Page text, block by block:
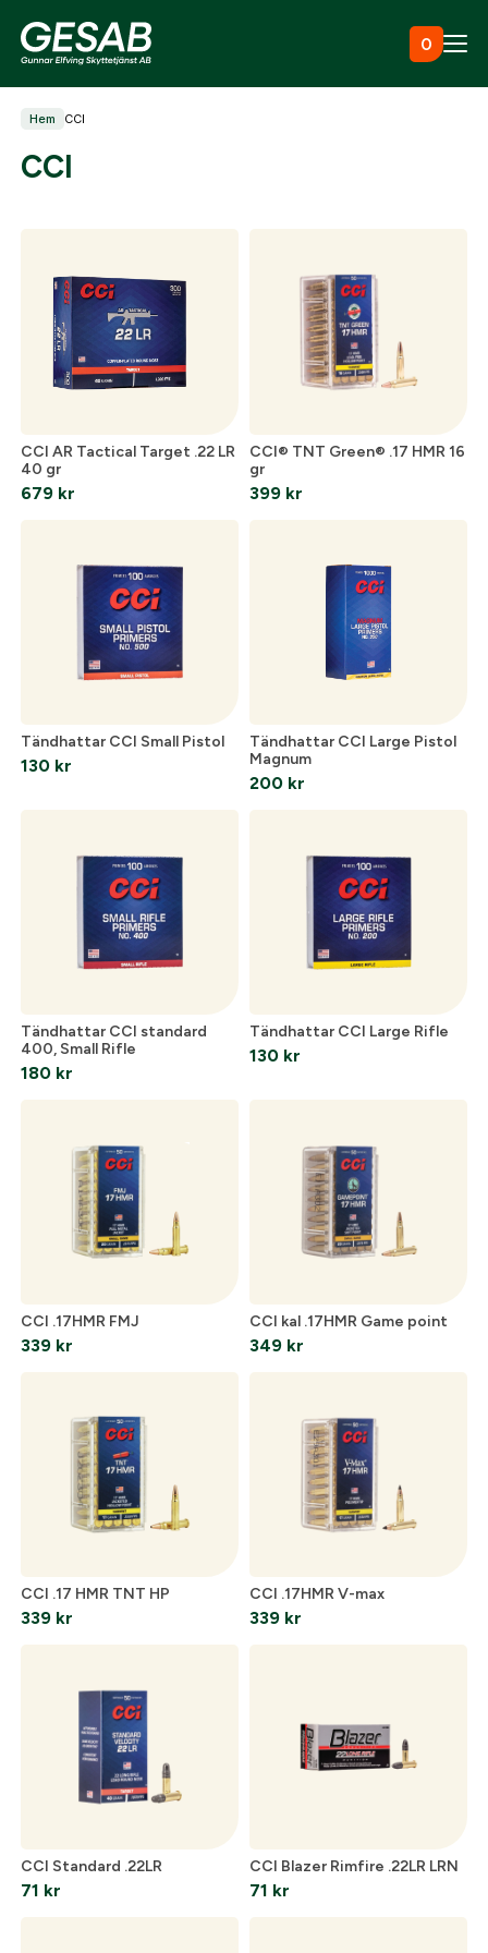
0
Ammunition
Jaktkläder & skor
Måltavlor
Optik
Mitt konto
Hem CCI
CCI
CCI AR Tactical Target .22 LR
40 gr
679 kr
CCI® TNT Green® .17 HMR 16
gr
399 kr
Tändhattar CCI Small Pistol
130 kr
Tändhattar CCI Large Pistol
Magnum
200 kr
Tändhattar CCI standard
400, Small Rifle
180 kr
Tändhattar CCI Large Rifle
130 kr
CCI .17HMR FMJ
339 kr
CCI kal .17HMR Game point
349 kr
CCI .17 HMR TNT HP
339 kr
CCI .17HMR V-max
339 kr
CCI Standard .22LR
71 kr
CCI Blazer Rimfire .22LR LRN
71 kr